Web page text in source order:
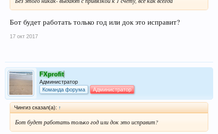
Бот будет работать только год или док это исправит?
17 окт 2017
FXprofit
Администратор
Команда форума
Администратор
Чингиз сказал(а): ↑
Бот будет работать только год или док это исправит?